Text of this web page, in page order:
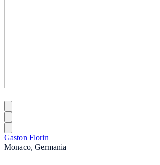
Gaston Florin
Monaco, Germania